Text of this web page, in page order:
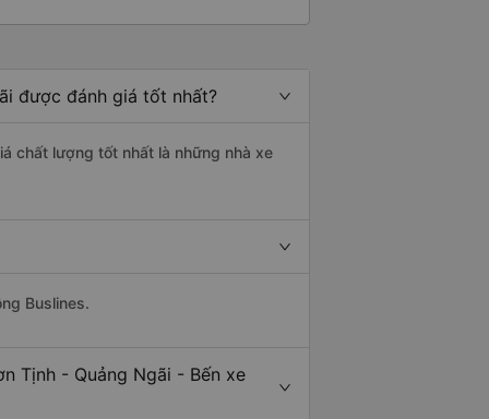
được đánh giá tốt nhất?
chất lượng tốt nhất là những nhà xe
Buslines.
Tịnh - Quảng Ngãi - Bến xe